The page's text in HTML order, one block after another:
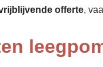
offerte,